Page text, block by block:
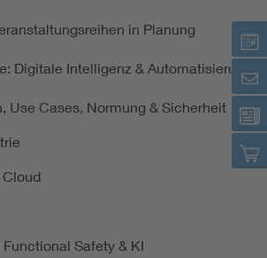
in Planung
Digitale Intelligenz & Automatisierung
Use Cases, Normung & Sicherheit
Cloud
Safety & KI